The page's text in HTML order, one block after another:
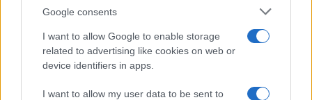
Google consents
I want to allow Google to enable storage
related to advertising like cookies on web or
device identifiers in apps.
I want to allow my user data to be sent to